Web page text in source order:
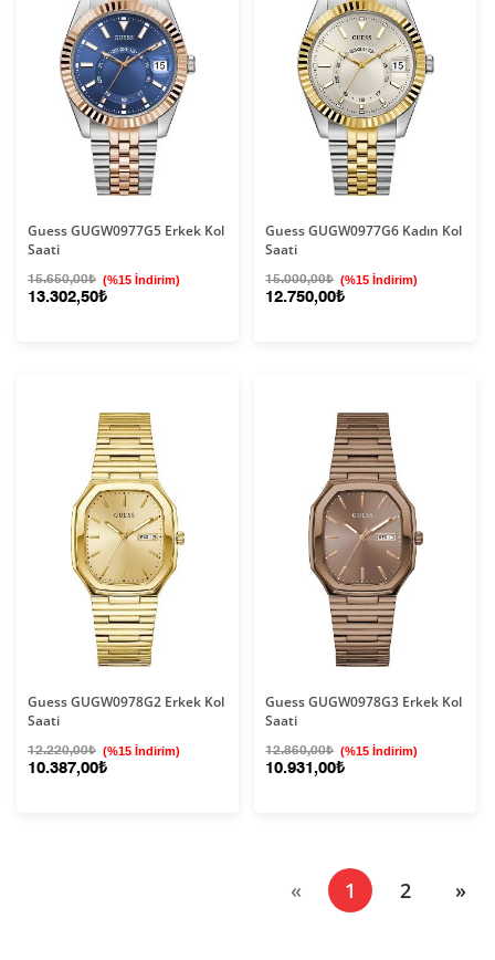
Guess GUGW0977G5 Erkek Kol
Saati
15.650,00₺ (%15 İndirim)
13.302,50₺
Guess GUGW0977G6 Kadın Kol
Saati
15.000,00₺ (%15 İndirim)
12.750,00₺
Guess GUGW0978G2 Erkek Kol
Saati
12.220,00₺ (%15 İndirim)
10.387,00₺
Guess GUGW0978G3 Erkek Kol
Saati
12.860,00₺ (%15 İndirim)
10.931,00₺
« 1 (current)
2 »